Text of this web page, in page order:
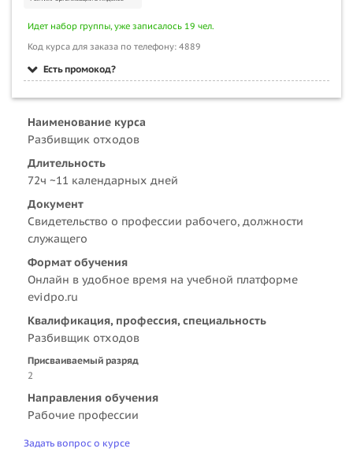
Идет набор группы, уже записалось 19 чел.
Код курса для заказа по телефону: 4889
Есть промокод?
Наименование курса
Разбивщик отходов
Длительность
72ч ~11 календарных дней
Документ
Свидетельство о профессии рабочего, должности
служащего
Формат обучения
Онлайн в удобное время на учебной платформе
evidpo.ru
Квалификация, профессия, специальность
Разбивщик отходов
Присваиваемый разряд
2
Направления обучения
Рабочие профессии
Задать вопрос о курсе